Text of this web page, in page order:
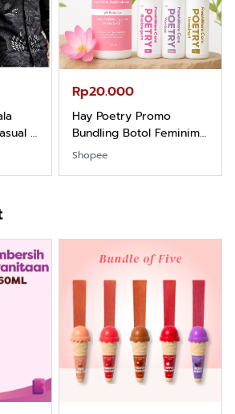
-
Rp20.000
Hay Poetry Promo
Bundling Botol Feminim
Care Perawatan
Hazelnut
Shopee